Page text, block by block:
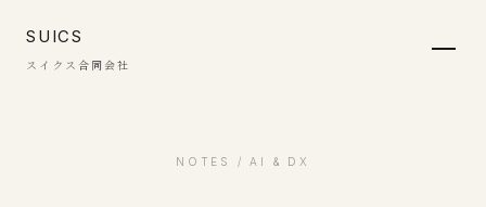
SUICS
スイクス合同会社
NOTES / AI & DX